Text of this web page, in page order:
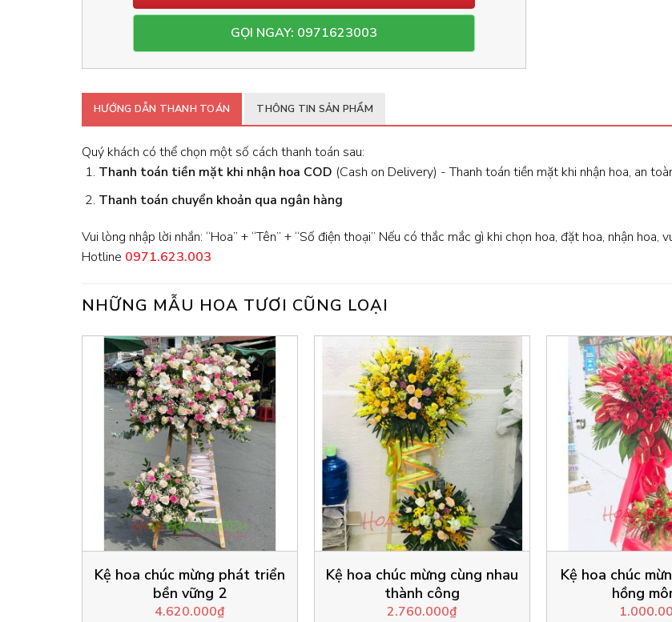
GỌI NGAY: 0971623003
HƯỚNG DẪN THANH TOÁN THÔNG TIN SẢN PHẨM
Quý khách có thể chọn một số cách thanh toán sau:
Thanh toán tiền mặt khi nhận hoa COD (Cash on Delivery) - Thanh toán tiền mặt khi nhận hoa, an
Thanh toán chuyển khoản qua ngân hàng
Vui lòng nhập lời nhắn: “Hoa” + “Tên” + “Số điện thoại” Nếu có thắc mắc gì khi chọn hoa, đặt hoa, nhận
Hotline 0971.623.003
NHỮNG MẪU HOA TƯƠI CŨNG LOẠI
Kệ hoa chúc mừng phát triển
bền vững 2
4.620.000₫
Kệ hoa chúc mừng cùng nhau
thành công
2.760.000₫
Kệ hoa chúc
hồng